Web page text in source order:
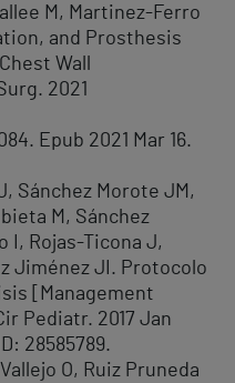
M, Martinez-Ferro
and Prosthesis
Wall
2021
Epub 2021 Mar 16.
Sánchez Morote JM,
M, Sánchez
I, Rojas-Ticona J,
Jiménez JI. Protocolo
[Management
Pediatr. 2017 Jan
28585789.
O, Ruiz Pruneda